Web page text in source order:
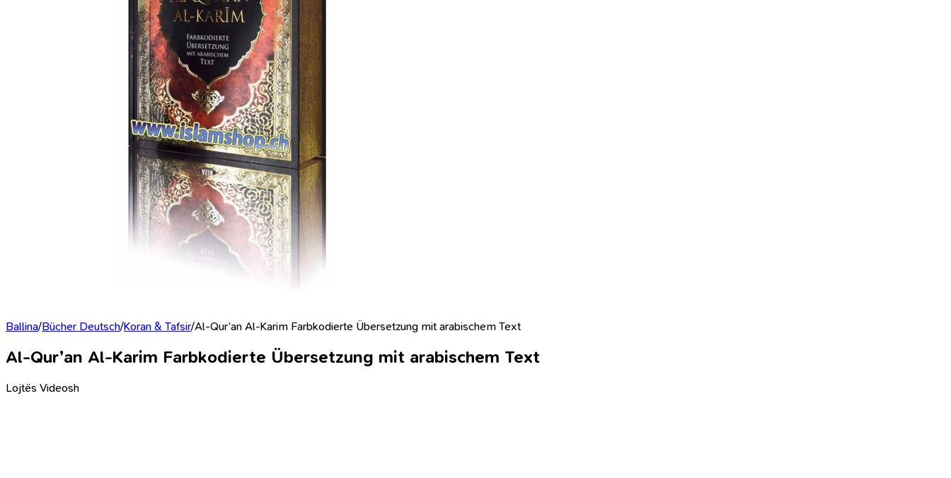
Ballina/Bücher Deutsch/Koran & Tafsir/Al-Qur’an Al-Karim Farbkodierte Übersetzung mit arabischem Text
Al-Qur’an Al-Karim Farbkodierte Übersetzung mit arabischem Text
Lojtës Videosh